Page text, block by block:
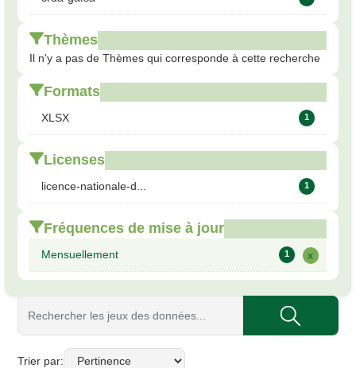
Thèmes
Il n'y a pas de Thèmes qui corresponde à cette recherche
Formats
XLSX 1
Licenses
licence-nationale-d... 1
Fréquences de mise à jour
Mensuellement 1 x
Trier par